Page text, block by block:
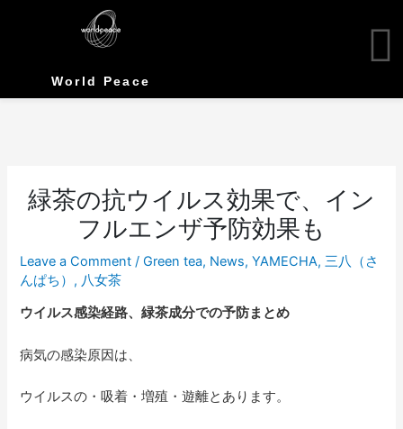
World Peace
緑茶の抗ウイルス効果で、イン
フルエンザ予防効果も
Leave a Comment /Green tea, News,YAMECHA,三八（さ
んぱち） , 八女茶
ウイルス感染経路、緑茶成分での予防まとめ
病気の感染原因は、
ウイルスの・吸着・増殖・遊離とあります。